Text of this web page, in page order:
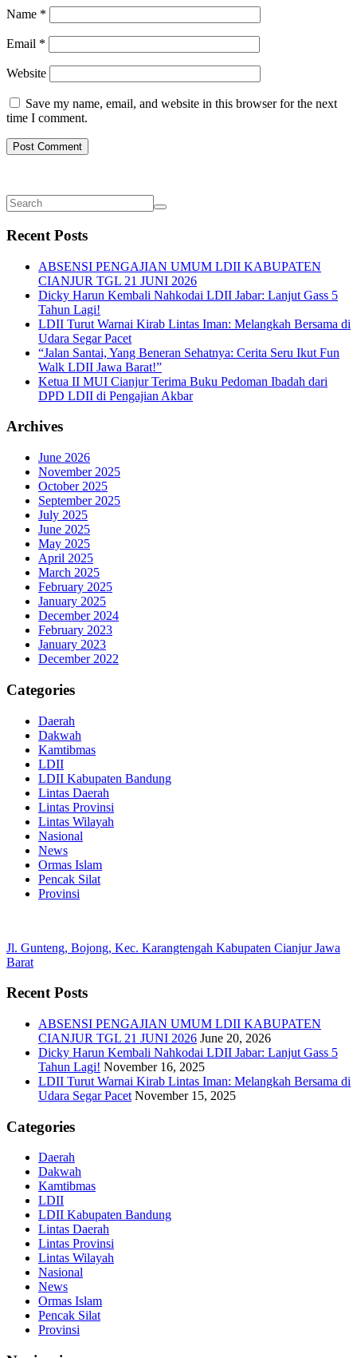
Name *
Email *
Website
Save my name, email, and website in this browser for the next
time I comment.
Recent Posts
ABSENSI PENGAJIAN UMUM LDII KABUPATEN
CIANJUR TGL 21 JUNI 2026
Dicky Harun Kembali Nahkodai LDII Jabar: Lanjut Gass 5
Tahun Lagi!
LDII Turut Warnai Kirab Lintas Iman: Melangkah Bersama di
Udara Segar Pacet
“Jalan Santai, Yang Beneran Sehatnya: Cerita Seru Ikut Fun
Walk LDII Jawa Barat!”
Ketua II MUI Cianjur Terima Buku Pedoman Ibadah dari
DPD LDII di Pengajian Akbar
Archives
June 2026
November 2025
October 2025
September 2025
July 2025
June 2025
May 2025
April 2025
March 2025
February 2025
January 2025
December 2024
February 2023
January 2023
December 2022
Categories
Daerah
Dakwah
Kamtibmas
LDII
LDII Kabupaten Bandung
Lintas Daerah
Lintas Provinsi
Lintas Wilayah
Nasional
News
Ormas Islam
Pencak Silat
Provinsi
Jl. Gunteng, Bojong, Kec. Karangtengah Kabupaten Cianjur Jawa
Barat
Recent Posts
ABSENSI PENGAJIAN UMUM LDII KABUPATEN
CIANJUR TGL 21 JUNI 2026 June 20, 2026
Dicky Harun Kembali Nahkodai LDII Jabar: Lanjut Gass 5
Tahun Lagi! November 16, 2025
LDII Turut Warnai Kirab Lintas Iman: Melangkah Bersama di
Udara Segar Pacet November 15, 2025
Categories
Daerah
Dakwah
Kamtibmas
LDII
LDII Kabupaten Bandung
Lintas Daerah
Lintas Provinsi
Lintas Wilayah
Nasional
News
Ormas Islam
Pencak Silat
Provinsi